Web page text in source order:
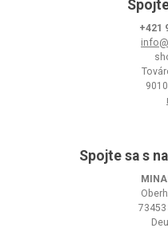
+421
Spojte sa s